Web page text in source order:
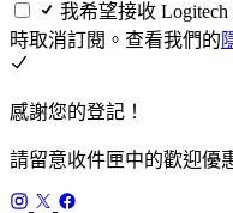
我希望接收
時取消訂閱。查看我們的
感謝您的登記！
請留意收件匣中的歡迎優